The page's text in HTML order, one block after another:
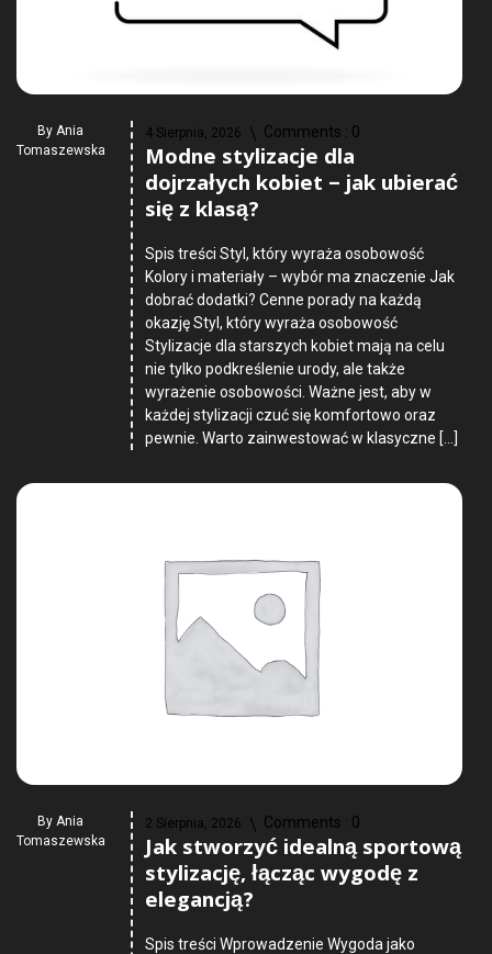
By Ania
Tomaszewska
4 Sierpnia, 2026 Comments : 0
Modne stylizacje dla
dojrzałych kobiet – jak ubierać
się z klasą?
Spis treści Styl, który wyraża osobowość
Kolory i materiały – wybór ma znaczenie Jak
dobrać dodatki? Cenne porady na każdą
okazję Styl, który wyraża osobowość
Stylizacje dla starszych kobiet mają na celu
nie tylko podkreślenie urody, ale także
wyrażenie osobowości. Ważne jest, aby w
każdej stylizacji czuć się komfortowo oraz
pewnie. Warto zainwestować w klasyczne […]
By Ania
Tomaszewska
2 Sierpnia, 2026 Comments : 0
Jak stworzyć idealną sportową
stylizację, łącząc wygodę z
elegancją?
Spis treści Wprowadzenie Wygoda jako